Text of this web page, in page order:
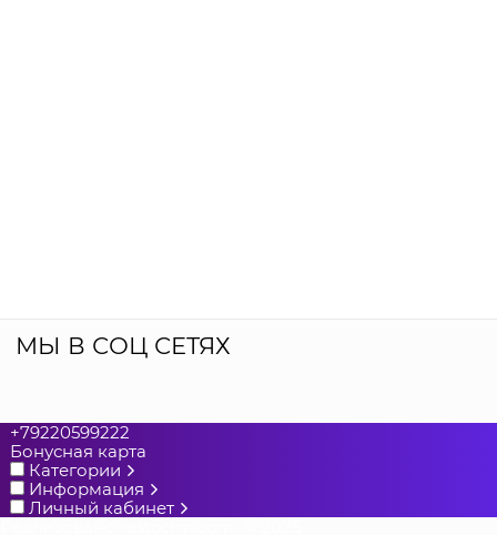
МЫ В СОЦ СЕТЯХ
+79220599222
Бонусная карта
Категории
Информация
Личный кабинет